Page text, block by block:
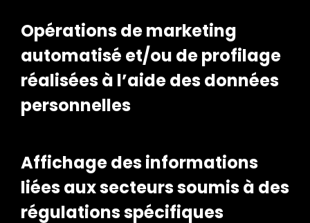
Opérations de marketing
automatisé et/ou de profilage
réalisées à l’aide des données
personnelles
Affichage des informations
liées aux secteurs soumis à des
régulations spécifiques